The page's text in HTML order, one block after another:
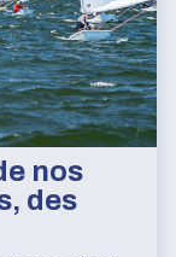
nos
des